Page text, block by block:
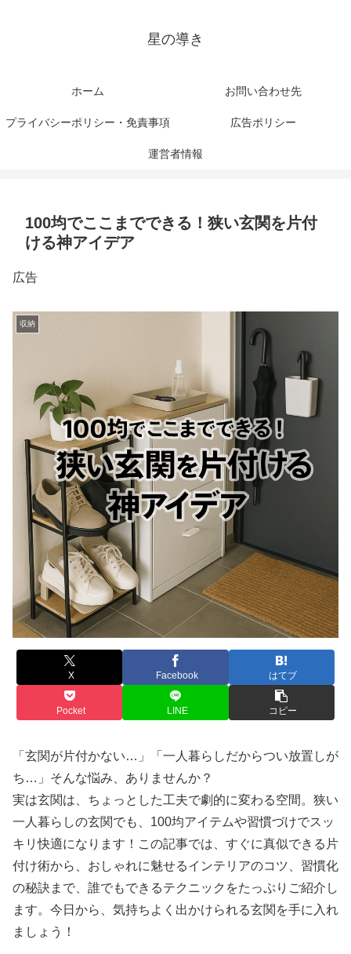
星の導き
ホーム お問い合わせ先
プライバシーポリシー・免責事項 広告ポリシー
運営者情報
100均でここまでできる！狭い玄関を片付
ける神アイデア
広告
収納
X Facebook はてブ
Pocket LINE コピー
「玄関が片付かない…」「一人暮らしだからつい放置しが
ち…」そんな悩み、ありませんか？
実は玄関は、ちょっとした工夫で劇的に変わる空間。狭い
一人暮らしの玄関でも、100均アイテムや習慣づけでスッ
キリ快適になります！この記事では、すぐに真似できる片
付け術から、おしゃれに魅せるインテリアのコツ、習慣化
の秘訣まで、誰でもできるテクニックをたっぷりご紹介し
ます。今日から、気持ちよく出かけられる玄関を手に入れ
ましょう！